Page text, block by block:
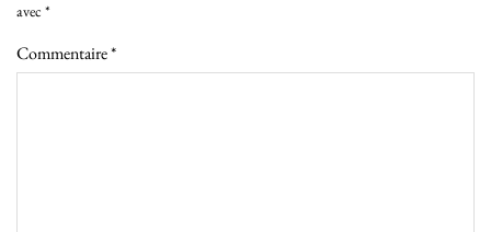
avec *
Commentaire*